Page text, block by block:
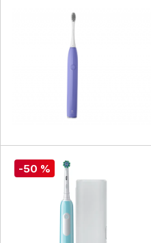
-50 %